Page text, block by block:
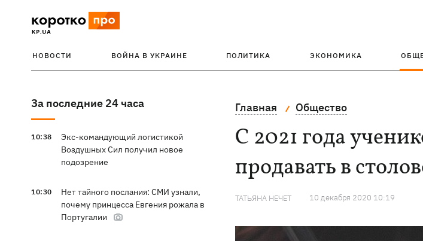
НОВОСТИ ВОЙНА В УКРАИНЕ ПОЛИТИКА ЭКОНОМИКА
За последние 24 часа
10:38
Экс-командующий логистикой
Воздушных Сил получил новое
подозрение
10:30
Нет тайного послания: СМИ узнали,
почему принцесса Евгения рожала в
Португалии
Главная Общество
С 2021 года
продавать в
ТАТЬЯНА НЕЧЕТ 10 декабря 2020 10:19